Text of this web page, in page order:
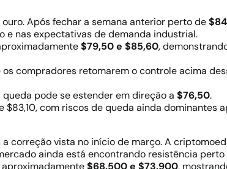
Após fechar a semana anterior perto de
e nas expectativas de demanda industrial.
$79,50 e $85,60,
os compradores retomarem o controle acima
queda pode se estender em direção a $76,50.
com riscos de queda ainda dominantes
correção vista no início de março. A
ainda está encontrando resistência perto